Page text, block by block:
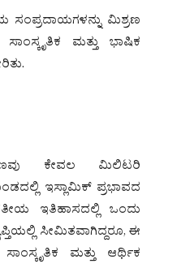
ಮಿಶ್ರಣ
ಮತ್ತು ಭಾಷಿಕ
ಕೇವಲ ಮಿಲಿಟರಿ
ಇಸ್ಲಾಮಿಕ್ ಪ್ರಭಾವದ
ಇತಿಹಾಸದಲ್ಲಿ ಒಂದು
ಸೀಮಿತವಾಗಿದ್ದರೂ, ಈ
ಮತ್ತು ಆರ್ಥಿಕ